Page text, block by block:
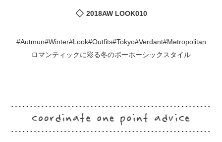
2018AW LOOK010
#Autmun#Winter#Look#Outfits#Tokyo#Verdant#Metropolitan
ロマンティックに彩る冬のボーホーシックスタイル